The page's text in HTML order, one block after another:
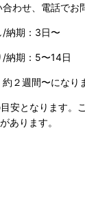
せ、電話でお
期：3日〜
期：5〜14日
週間〜になり
安となります。
あります。